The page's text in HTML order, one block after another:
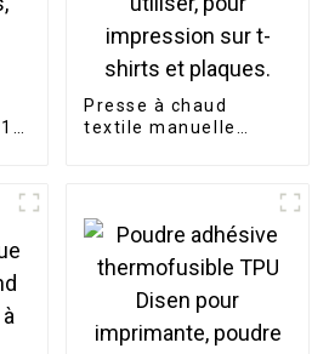
Presse à chaud
textile manuelle
utiliser, pour
impression sur t-
shirts et plaques.